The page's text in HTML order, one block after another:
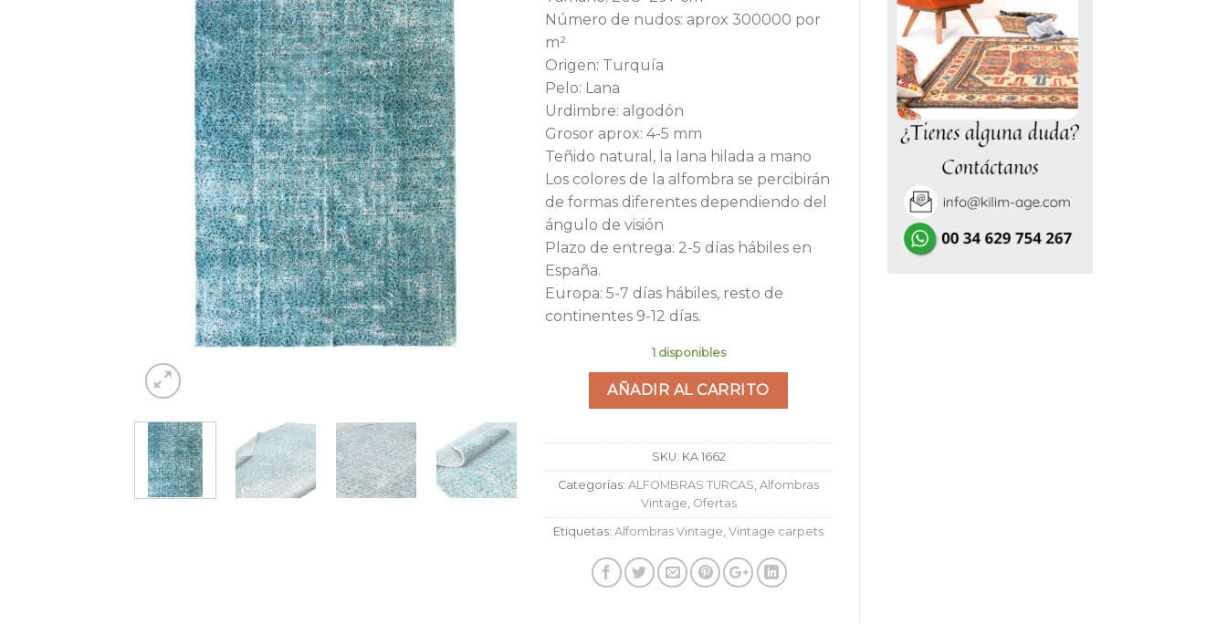
1.100,00€.520,00€.
Número de nudos: aprox 300000 por
m²
Origen: Turquía
Pelo: Lana
Urdimbre: algodón
Grosor aprox: 4-5 mm
Teñido natural, la lana hilada a mano
Los colores de la alfombra se percibirán
de formas diferentes dependiendo del
ángulo de visión
Plazo de entrega: 2-5 días hábiles en
España.
Europa: 5-7 días hábiles, resto de
continentes 9-12 días.
1 disponibles
AÑADIR AL CARRITO
SKU: KA 1662
Categorías: ALFOMBRAS TURCAS Alfombras
Vintage Ofertas
Etiquetas: Alfombras Vintage Vintage carpets